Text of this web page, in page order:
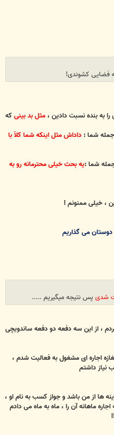
فضایی کشوندی!
را به بنده نسبت دادین ، مثل بد بینی که
شما : داداش مثل اینکه شما کلآ با
جمله شما :یه بحث خیلی محترمانه رو به
، خیلی ممنونم !
می گذاریم
شدی پس نتیجه میگیریم .....
، از این سه دفعه دو دفعه ساندویچی
اجاره ای مشغول به فعالیت شدم ،
نیاز داشتم
ها از من باشد و جواز کسب به نام او ،
ماهانه آن را ، ماه به ماه می دادم